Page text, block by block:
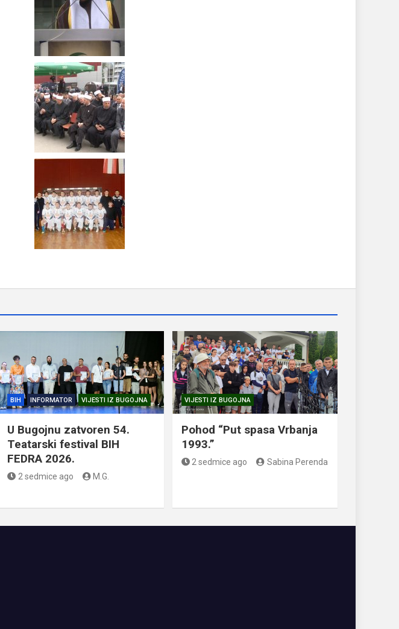
BIH INFORMATOR VIJESTI IZ BUGOJNA
U Bugojnu zatvoren 54.
Teatarski festival BIH
FEDRA 2026.
2 sedmice ago M.G.
VIJESTI IZ BUGOJNA
Pohod “Put spasa Vrbanja
1993.”
2 sedmice ago Sabina Perenda